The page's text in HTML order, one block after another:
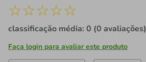
☆☆☆☆☆
classificação média: 0 (0 avaliações)
Faça login para avaliar este produto